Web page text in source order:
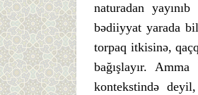
naturadan
bədiiyyat yarada
torpaq itkisinə,
bağışlayır.
kontekstində